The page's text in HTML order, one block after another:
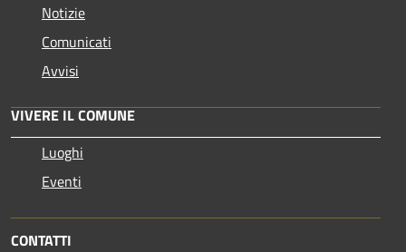
Notizie
Comunicati
Avvisi
VIVERE IL COMUNE
Luoghi
Eventi
CONTATTI